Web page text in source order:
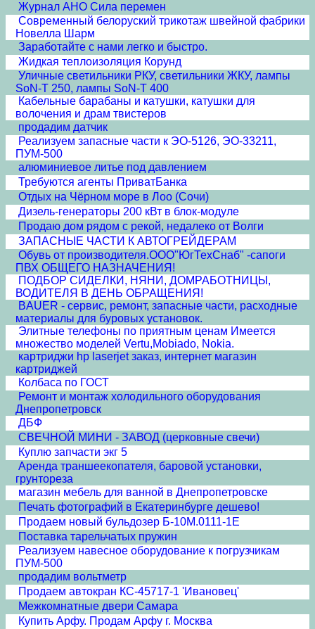
Журнал АНО Сила перемен
Современный белоруский трикотаж швейной фабрики
Новелла Шарм
Заработайте с нами легко и быстро.
Жидкая теплоизоляция Корунд
Уличные светильники РКУ, светильники ЖКУ, лампы
SoN-T 250, лампы SoN-T 400
Кабельные барабаны и катушки, катушки для
волочения и драм твистеров
продадим датчик
Реализуем запасные части к ЭО-5126, ЭО-33211,
ПУМ-500
алюминиевое литье под давлением
Требуются агенты ПриватБанка
Отдых на Чёрном море в Лоо (Сочи)
Дизель-генераторы 200 кВт в блок-модуле
Продаю дом рядом с рекой, недалеко от Волги
ЗАПАСНЫЕ ЧАСТИ К АВТОГРЕЙДЕРАМ
Обувь от производителя.ООО"ЮгТехСнаб" -сапоги
ПВХ ОБЩЕГО НАЗНАЧЕНИЯ!
ПОДБОР СИДЕЛКИ, НЯНИ, ДОМРАБОТНИЦЫ,
ВОДИТЕЛЯ В ДЕНЬ ОБРАЩЕНИЯ!
BAUER - сервис, ремонт, запасные части, расходные
материалы для буровых установок.
Элитные телефоны по приятным ценам Имеется
множество моделей Vertu,Mobiado, Nokia.
картриджи hp laserjet заказ, интернет магазин
картриджей
Колбаса по ГОСТ
Ремонт и монтаж холодильного оборудования
Днепропетровск
ДБФ
СВЕЧНОЙ МИНИ - ЗАВОД (церковные свечи)
Куплю запчасти экг 5
Аренда траншеекопателя, баровой установки,
грунтореза
магазин мебель для ванной в Днепропетровске
Печать фотографий в Екатеринбурге дешево!
Продаем новый бульдозер Б-10М.0111-1Е
Поставка тарельчатых пружин
Реализуем навесное оборудование к погрузчикам
ПУМ-500
продадим вольтметр
Продаем автокран КС-45717-1 'Ивановец'
Межкомнатные двери Cамара
Купить Арфу. Продам Арфу г. Москва